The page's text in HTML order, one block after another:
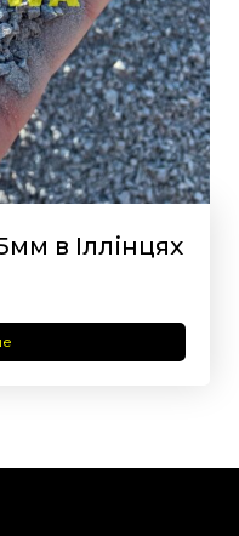
в Іллінцях